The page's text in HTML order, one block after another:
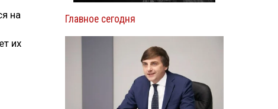
на
их
Главное сегодня